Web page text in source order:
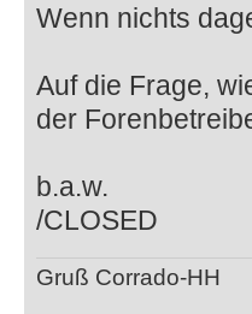
Wenn nichts
Auf die Frage,
der
b.a.w.
/CLOSED
Gruß Corrado-HH